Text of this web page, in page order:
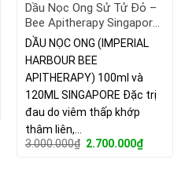
Dầu Nọc Ong Sử Tử Đỏ –
Bee Apitherapy Singapore
100ml
DẦU NỌC ONG (IMPERIAL
HARBOUR BEE
APITHERAPY) 100ml và
120ML SINGAPORE Đặc trị
đau do viêm thấp khớp
thâm liên,…
3.000.000₫ Giá
2.700.000₫Giá
hiện